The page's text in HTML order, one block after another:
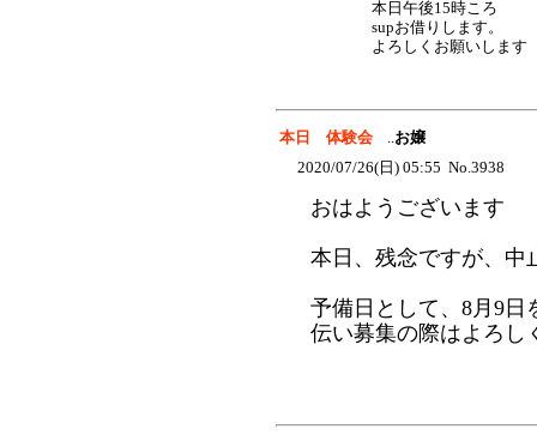
本日午後15時ころ
supお借りします。
よろしくお願いします
本日 体験会 ..お嬢
2020/07/26(日) 05:55 No.3938
おはようございます
本日、残念ですが、中
予備日として、8月9日
伝い募集の際はよろし